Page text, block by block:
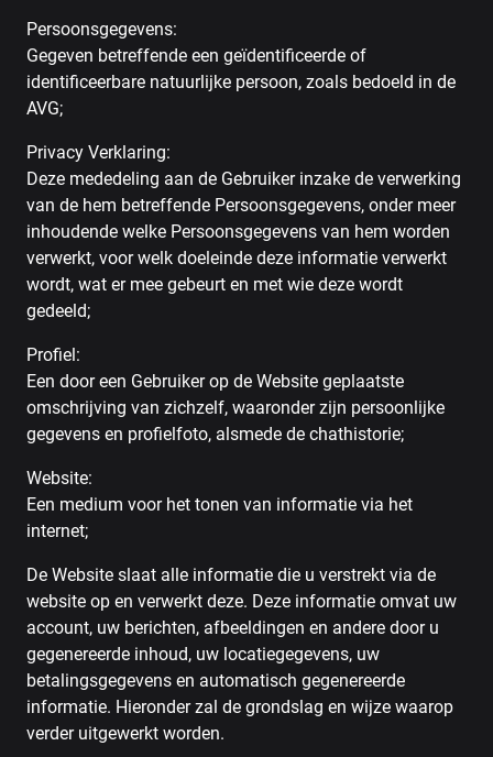
Persoonsgegevens:
Gegeven betreffende een geïdentificeerde of
identificeerbare natuurlijke persoon, zoals bedoeld in de
AVG;
Privacy Verklaring:
Deze mededeling aan de Gebruiker inzake de verwerking
van de hem betreffende Persoonsgegevens, onder meer
inhoudende welke Persoonsgegevens van hem worden
verwerkt, voor welk doeleinde deze informatie verwerkt
wordt, wat er mee gebeurt en met wie deze wordt
gedeeld;
Profiel:
Een door een Gebruiker op de Website geplaatste
omschrijving van zichzelf, waaronder zijn persoonlijke
gegevens en profielfoto, alsmede de chathistorie;
Website:
Een medium voor het tonen van informatie via het
internet;
De Website slaat alle informatie die u verstrekt via de
website op en verwerkt deze. Deze informatie omvat uw
account, uw berichten, afbeeldingen en andere door u
gegenereerde inhoud, uw locatiegegevens, uw
betalingsgegevens en automatisch gegenereerde
informatie. Hieronder zal de grondslag en wijze waarop
verder uitgewerkt worden.